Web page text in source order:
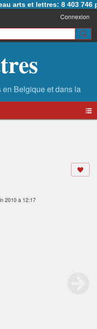
arts et lettres: 8 403 746
Connexion
2010 à 12:17